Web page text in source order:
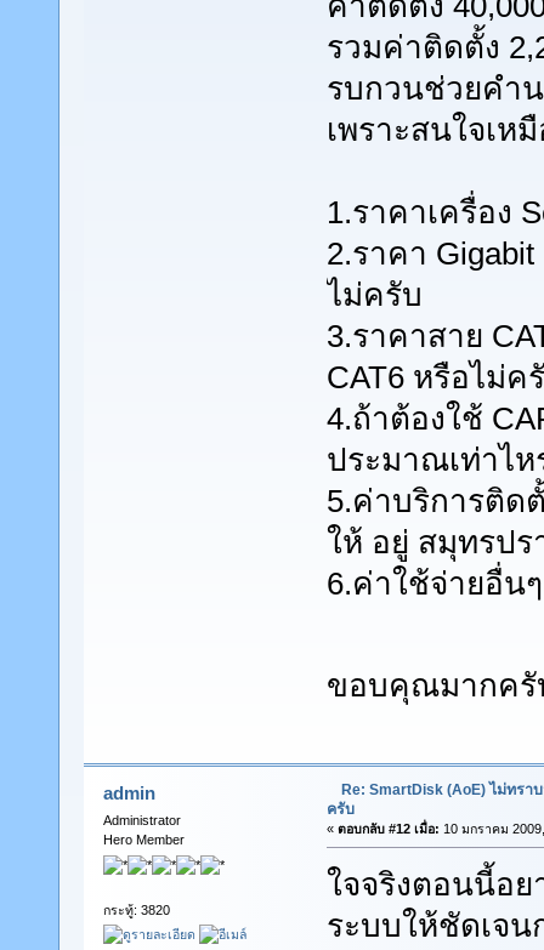
รวมค่าติดตั้ง
รบกวนช่วยคำ
เพราะสนใจเห
1.ราคาเครื่อง
2.ราคา
ไม่ครับ
3.ราคาสาย
CAT6 หรือไม่ค
4.ถ้าต้องใช้
ประมาณเท่าไห
5.ค่าบริการติด
ให้ อยู่ สมุทรปร
6.ค่าใช้จ่ายอื่น
ขอบคุณมากค
admin
Administrator
Hero Member
กระทู้: 3820
Re: SmartDisk (AoE) ไม่ทร
ครับ
« ตอบกลับ #12 เมื่อ: 10 มกราคม
ใจจริงตอนนี้อ
ระบบให้ชัดเจ